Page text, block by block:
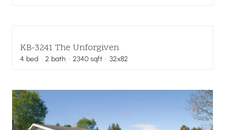
KB-3241 The Unforgiven
4 bed · 2 bath · 2340 sqft· 32x82